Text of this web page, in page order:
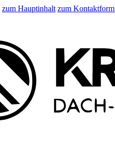
zum Hauptinhalt zum